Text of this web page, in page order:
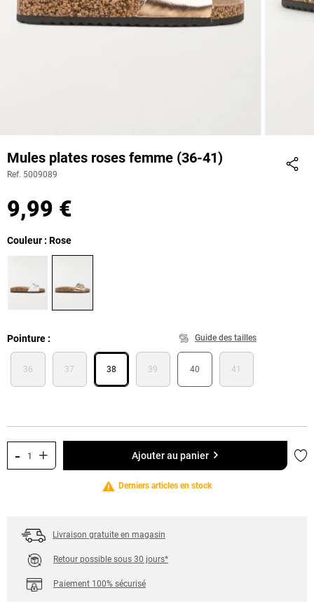
Mules plates roses femme (36-41)
Ref. 5009089
9,99 €
Couleur : Rose
Pointure Guide des tailles
36 37 38 39 40 41
- + Ajouter au panier
Derniers articles en stock
Livraison gratuite en magasin
Retour possible sous 30 jours*
Paiement 100% sécurisé